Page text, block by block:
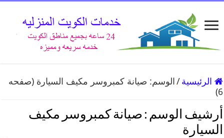
الرئيسية / الوسم: صيانة كمبروسر مكيف السيارة (صفحه
6)
أرشيف الوسم : صيانة كمبروسر مكيف
السيارة